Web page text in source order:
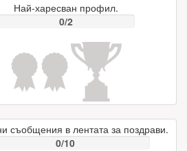
Най-харесван профил.
0/2
съобщения в лентата за поздрави.
0/10